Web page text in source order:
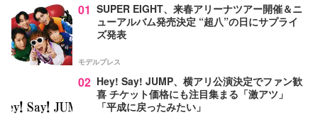
01 SUPER EIGHT、来春アリーナツアー開催＆ニ
ューアルバム発売決定 “超八”の日にサプライ
ズ発表
モデルプレス
02 Hey! Say! JUMP、横アリ公演決定でファン歓
喜 チケット価格にも注目集まる「激アツ」
「平成に戻ったみたい」